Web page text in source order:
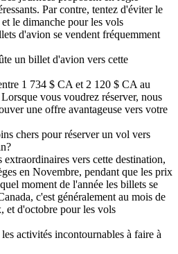
Par contre, tentez d'éviter le
le dimanche pour les vols
d'avion se vendent fréquemment
un billet d'avion vers cette
1 734 $ CA et 2 120 $ CA au
vous voudrez réserver, nous
une offre avantageuse vers votre
chers pour réserver un vol vers
vers cette destination,
en Novembre, pendant que les prix
moment de l'année les billets se
c'est généralement au mois de
et d'octobre pour les vols
activités incontournables à faire à